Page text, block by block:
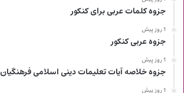
جزوه کلمات عربی برای کنکور
1 روز پیش
جزوه عربی کنکور
1 روز پیش
جزوه خلاصه آیات تعلیمات دینی اسلامی فرهنگیان
1 روز پیش